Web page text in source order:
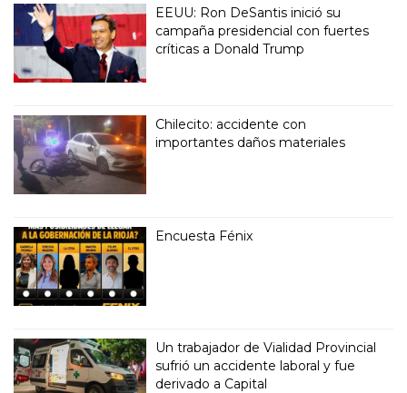
EEUU: Ron DeSantis inició su
campaña presidencial con fuertes
críticas a Donald Trump
Chilecito: accidente con
importantes daños materiales
Encuesta Fénix
Un trabajador de Vialidad Provincial
sufrió un accidente laboral y fue
derivado a Capital